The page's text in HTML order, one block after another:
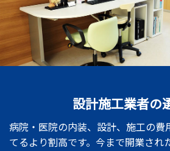
設計施工業者の
病院・医院の内装、設計、施工の費
てるより割高です。今まで開業され